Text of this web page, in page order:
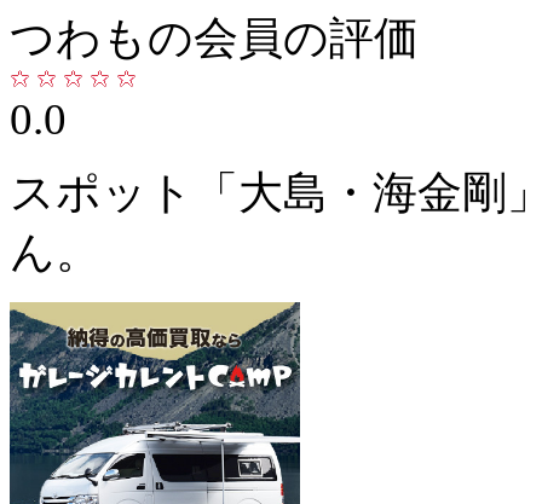
つわもの会員の評価
0.0
スポット「大島・海金剛
ん。